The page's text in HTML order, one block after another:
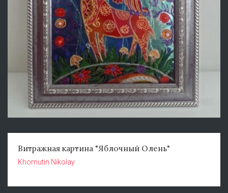
Витражная картина "Яблочный Олень"
Khomutin Nikolay